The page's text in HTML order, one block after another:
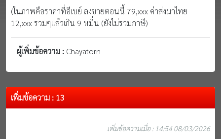
(ในภาพคือราคาที่อีเบย์ ลงขายตอนนี้ 79,xxx ค่าส่งมาไทย
12,xxx รวมๆแล้วเกิน 9 หมื่น (ยังไม่รวมภาษี)
ผู้เพิ่มข้อความ : Chayatorn
เพิ่มข้อความ : 13
เพิ่มข้อความเมื่อ : 14:54 08/03/2026